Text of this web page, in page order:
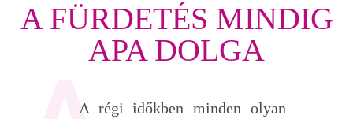
A FÜRDETÉS MINDIG
APA DOLGA
A régi időkben minden olyan